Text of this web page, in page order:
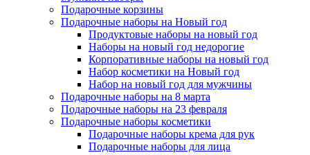
Подарочные корзины
Подарочные наборы на Новый год
Продуктовые наборы на новый год
Наборы на новый год недорогие
Корпоративные наборы на новый год
Набор косметики на Новый год
Набор на новый год для мужчины
Подарочные наборы на 8 марта
Подарочные наборы на 23 февраля
Подарочные наборы косметики
Подарочные наборы крема для рук
Подарочные наборы для лица